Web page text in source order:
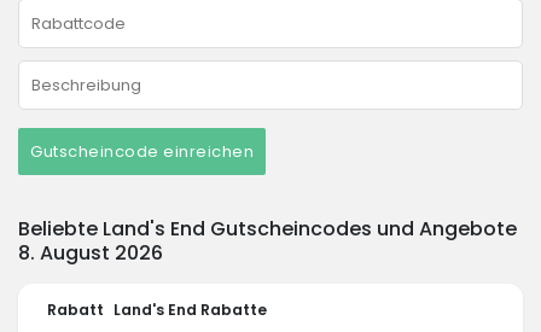
Gutscheincode einreichen
Beliebte Land's End Gutscheincodes und Angebote
8. August 2026
Rabatt Land's End Rabatte